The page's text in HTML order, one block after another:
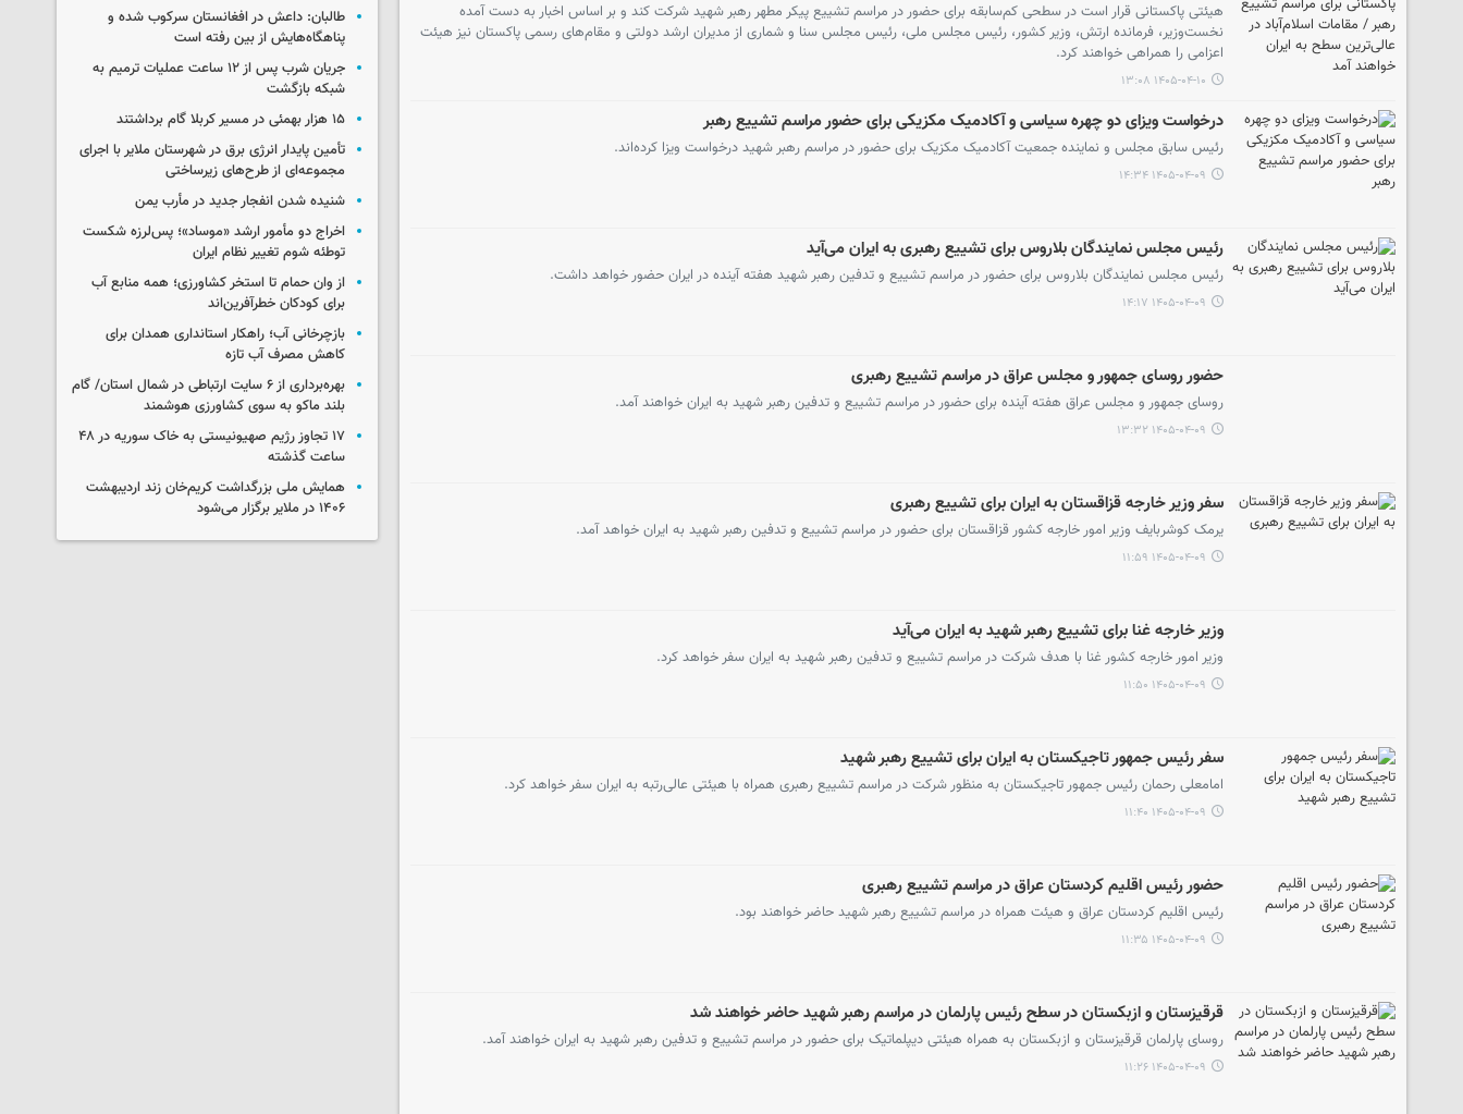
هیئتی پاکستانی قرار است در سطحی کم‌سابقه برای حضور در مراسم تشییع پیکر مطهر رهبر شهید شرکت کند و بر اساس اخبار به دست آمده
نخست‌وزیر، فرمانده ارتش، وزیر کشور، رئیس مجلس ملی، رئیس مجلس سنا و شماری از مدیران ارشد دولتی و مقام‌های رسمی پاکستان نیز هیئت
اعزامی را همراهی خواهند کرد.
۱۴۰۵-۰۴-۱۰ ۱۳:۰۸
درخواست ویزای دو چهره سیاسی و آکادمیک مکزیکی برای حضور مراسم تشییع رهبر
رئیس سابق مجلس و نماینده جمعیت آکادمیک مکزیک برای حضور در مراسم رهبر شهید درخواست ویزا کرده‌اند.
۱۴۰۵-۰۴-۰۹ ۱۴:۳۴
رئیس مجلس نمایندگان بلاروس برای تشییع رهبری به ایران می‌آید
رئیس مجلس نمایندگان بلاروس برای حضور در مراسم تشییع و تدفین رهبر شهید هفته آینده در ایران حضور خواهد داشت.
۱۴۰۵-۰۴-۰۹ ۱۴:۱۷
حضور روسای جمهور و مجلس عراق در مراسم تشییع رهبری
روسای جمهور و مجلس عراق هفته آینده برای حضور در مراسم تشییع و تدفین رهبر شهید به ایران خواهند آمد.
۱۴۰۵-۰۴-۰۹ ۱۳:۳۲
سفر وزیر خارجه قزاقستان به ایران برای تشییع رهبری
یرمک کوشربایف وزیر امور خارجه کشور قزاقستان برای حضور در مراسم تشییع و تدفین رهبر شهید به ایران خواهد آمد.
۱۴۰۵-۰۴-۰۹ ۱۱:۵۹
وزیر خارجه غنا برای تشییع رهبر شهید به ایران می‌آید
وزیر امور خارجه کشور غنا با هدف شرکت در مراسم تشییع و تدفین رهبر شهید به ایران سفر خواهد کرد.
۱۴۰۵-۰۴-۰۹ ۱۱:۵۰
سفر رئیس جمهور تاجیکستان به ایران برای تشییع رهبر شهید
امامعلی رحمان رئیس جمهور تاجیکستان به منظور شرکت در مراسم تشییع رهبری همراه با هیئتی عالی‌رتبه به ایران سفر خواهد کرد.
۱۴۰۵-۰۴-۰۹ ۱۱:۴۰
حضور رئیس اقلیم کردستان عراق در مراسم تشییع رهبری
رئیس اقلیم کردستان عراق و هیئت همراه در مراسم تشییع رهبر شهید حاضر خواهند بود.
۱۴۰۵-۰۴-۰۹ ۱۱:۳۵
قرقیزستان و ازبکستان در سطح رئیس پارلمان در مراسم رهبر شهید حاضر خواهند شد
روسای پارلمان قرقیزستان و ازبکستان به همراه هیئتی دیپلماتیک برای حضور در مراسم تشییع و تدفین رهبر شهید به ایران خواهند آمد.
۱۴۰۵-۰۴-۰۹ ۱۱:۲۶
طالبان: داعش در افغانستان سرکوب شده و
پناهگاه‌هایش از بین رفته است
جریان شرب پس از ۱۲ ساعت عملیات ترمیم به
شبکه بازگشت
۱۵ هزار بهمئی در مسیر کربلا گام برداشتند
تأمین پایدار انرژی برق در شهرستان ملایر با اجرای
مجموعه‌ای از طرح‌های زیرساختی
شنیده شدن انفجار جدید در مأرب یمن
اخراج دو مأمور ارشد «موساد»؛ پس‌لرزه شکست
توطئه شوم تغییر نظام ایران
از وان حمام تا استخر کشاورزی؛ همه منابع آب
برای کودکان خطرآفرین‌اند
بازچرخانی آب؛ راهکار استانداری همدان برای
کاهش مصرف آب تازه
بهره‌برداری از ۶ سایت ارتباطی در شمال استان/ گام
بلند ماکو به سوی کشاورزی هوشمند
۱۷ تجاوز رژیم صهیونیستی به خاک سوریه در ۴۸
ساعت گذشته
همایش ملی بزرگداشت کریم‌خان زند اردیبهشت
۱۴۰۶ در ملایر برگزار می‌شود